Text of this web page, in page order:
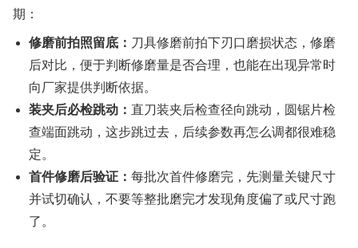
期：
修磨前拍照留底： 刀具修磨前拍下刃口磨损状态，修磨
后对比，便于判断修磨量是否合理，也能在出现异常时
向厂家提供判断依据。
装夹后必检跳动： 直刀装夹后检查径向跳动，圆锯片检
查端面跳动，这步跳过去，后续参数再怎么调都很难稳
定。
首件修磨后验证： 每批次首件修磨完，先测量关键尺寸
并试切确认，不要等整批磨完才发现角度偏了或尺寸跑
了。